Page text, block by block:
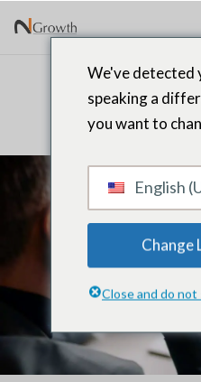
Director de
Búsqueda
We've detected
speaking a
you want to
English
Change
Close and do